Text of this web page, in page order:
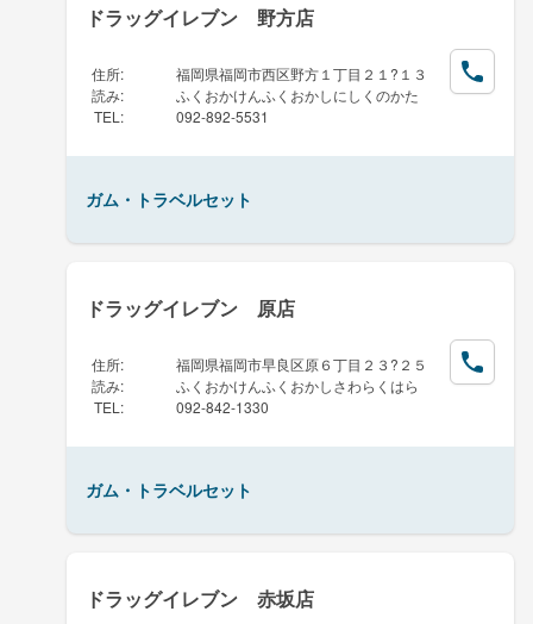
ドラッグイレブン 野方店
住所:
福岡県福岡市西区野方１丁目２１?１３
読み:
ふくおかけんふくおかしにしくのかた
TEL : 092-892-5531
ガム・トラベルセット
ドラッグイレブン 原店
住所:
福岡県福岡市早良区原６丁目２３?２５
読み:
ふくおかけんふくおかしさわらくはら
TEL : 092-842-1330
ガム・トラベルセット
ドラッグイレブン 赤坂店